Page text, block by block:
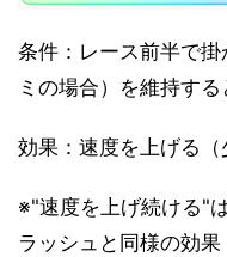
条件：レース前半で
ミの場合）を維持す
効果：速度を上げる（
※"速度を上げ続ける"
ラッシュと同様の効果